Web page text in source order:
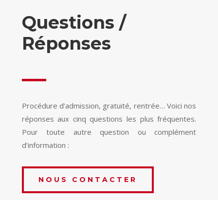
Questions /
Réponses
Procédure d’admission, gratuité, rentrée… Voici nos
réponses aux cinq questions les plus fréquentes.
Pour toute autre question ou complément
d’information :
NOUS CONTACTER